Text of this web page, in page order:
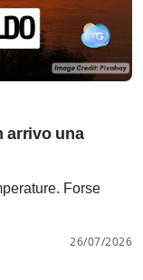
arrivo una
Forse
26/07/2026